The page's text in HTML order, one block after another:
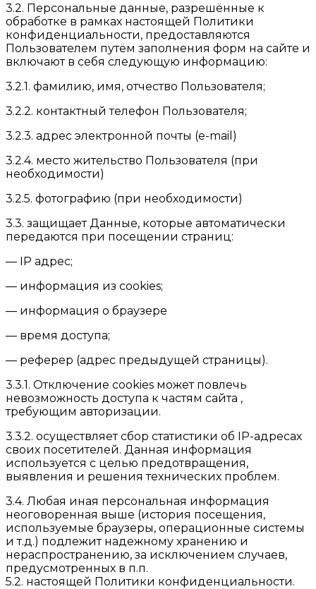
3.2. Персональные данные, разрешённые к
обработке в рамках настоящей Политики
конфиденциальности, предоставляются
Пользователем путём заполнения форм на сайте и
включают в себя следующую информацию:
3.2.1. фамилию, имя, отчество Пользователя;
3.2.2. контактный телефон Пользователя;
3.2.3. адрес электронной почты (e-mail)
3.2.4. место жительство Пользователя (при
необходимости)
3.2.5. фотографию (при необходимости)
3.3. защищает Данные, которые автоматически
передаются при посещении страниц:
— IP адрес;
— информация из cookies;
— информация о браузере
— время доступа;
— реферер (адрес предыдущей страницы).
3.3.1. Отключение cookies может повлечь
невозможность доступа к частям сайта ,
требующим авторизации.
3.3.2. осуществляет сбор статистики об IP-адресах
своих посетителей. Данная информация
используется с целью предотвращения,
выявления и решения технических проблем.
3.4. Любая иная персональная информация
неоговоренная выше (история посещения,
используемые браузеры, операционные системы
и т.д.) подлежит надежному хранению и
нераспространению, за исключением случаев,
предусмотренных в п.п.
5.2. настоящей Политики конфиденциальности.